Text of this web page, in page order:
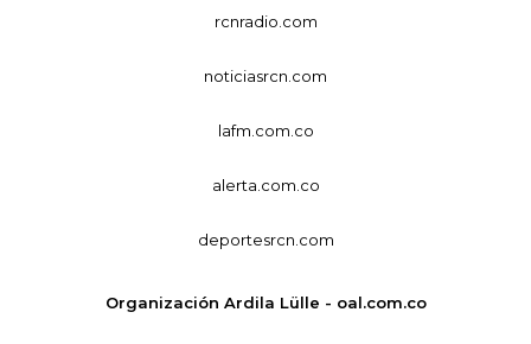
rcnradio.com
noticiasrcn.com
lafm.com.co
alerta.com.co
deportesrcn.com
Organización Ardila Lülle - oal.com.co